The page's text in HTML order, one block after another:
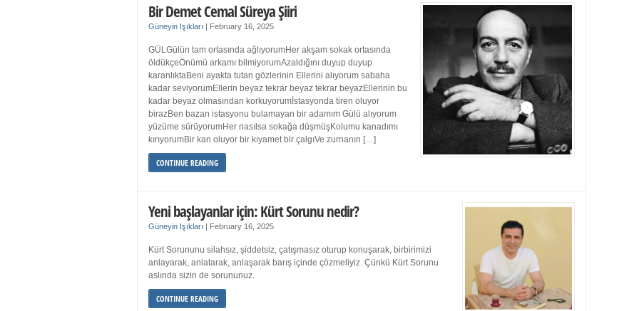
Bir Demet Cemal Süreya Şiiri
Güneyin Işıkları February 16, 2025
GÜLGülün tam ortasında ağlıyorumHer akşam sokak ortasında
öldükçeÖnümü arkamı bilmiyorumAzaldığını duyup duyup
karanlıktaBeni ayakta tutan gözlerinin Ellerini alıyorum sabaha
kadar seviyorumEllerin beyaz tekrar beyaz tekrar beyazEllerinin bu
kadar beyaz olmasından korkuyorumİstasyonda tiren oluyor
birazBen bazan istasyonu bulamayan bir adamım Gülü alıyorum
yüzüme sürüyorumHer nasılsa sokağa düşmüşKolumu kanadımı
kırıyorumBir kan oluyor bir kıyamet bir çalgıVe zurnanın […]
CONTINUE READING
Yeni başlayanlar için: Kürt Sorunu nedir?
Güneyin Işıkları February 16, 2025
Kürt Sorununu silahsız, şiddetsiz, çatışmasız oturup konuşarak, birbirimizi
anlayarak, anlatarak, anlaşarak barış içinde çözmeliyiz. Çünkü Kürt Sorunu
aslında sizin de sorununuz.
CONTINUE READING